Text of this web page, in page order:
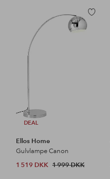
DEAL
Tilføj
til
Ellos Home
Gulvlampe Canon
1 519 DKK 1 999 DKK